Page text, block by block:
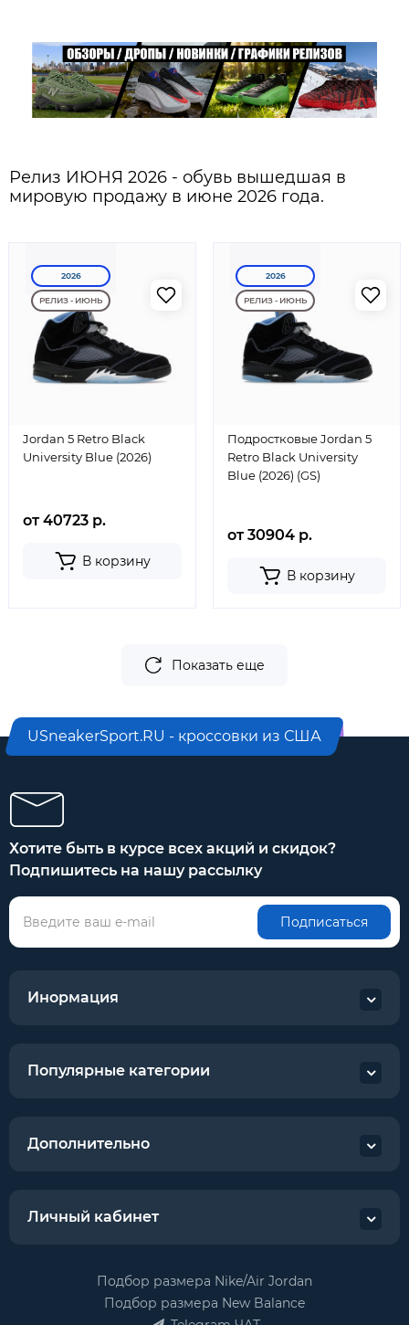
Релиз ИЮНЯ 2026 - обувь вышедшая в
мировую продажу в июне 2026 года.
2026
РЕЛИЗ - ИЮНЬ
Jordan 5 Retro Black
University Blue (2026)
от 40723 р.
В корзину
2026
РЕЛИЗ - ИЮНЬ
Подростковые Jordan 5
Retro Black University
Blue (2026) (GS)
от 30904 р.
В корзину
Показать еще
USneakerSport.RU - кроссовки из США
Хотите быть в курсе всех акций и скидок?
Подпишитесь на нашу рассылку
Подписаться
Инормация
Популярные категории
Дополнительно
Личный кабинет
Подбор размера Nike/Air Jordan
Подбор размера New Balance